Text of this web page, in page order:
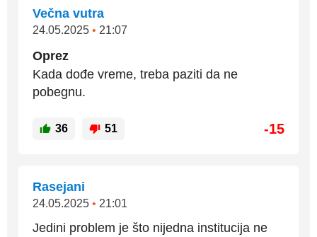
Večna vutra
24.05.2025 • 21:07
Oprez
Kada dođe vreme, treba paziti da ne
pobegnu.
36 51 -15
Rasejani
24.05.2025 • 21:01
Jedini problem je što nijedna institucija ne